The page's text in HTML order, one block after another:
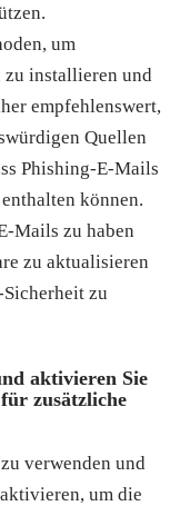
um
zu installieren und
empfehlenswert,
Quellen
Phishing-E-Mails
können.
Mails zu haben
zu aktualisieren
zu
aktivieren Sie
zusätzliche
verwenden und
um die